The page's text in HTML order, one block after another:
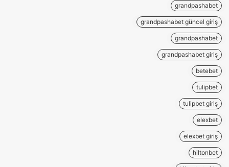
grandpashabet
grandpashabet güncel giriş
grandpashabet
grandpashabet giriş
betebet
tulipbet
tulipbet giriş
elexbet
elexbet giriş
hiltonbet